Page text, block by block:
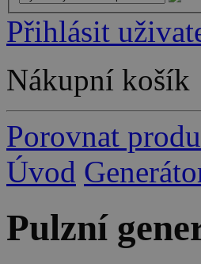
Přihlásit
Nákupní košík
Porovnat
Úvod
Pulzní